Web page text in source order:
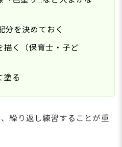
分を決めておく
描く（保育士・子ど
塗る
繰り返し練習することが重